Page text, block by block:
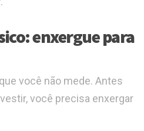
enxergue para
você não mede. Antes
você precisa enxergar